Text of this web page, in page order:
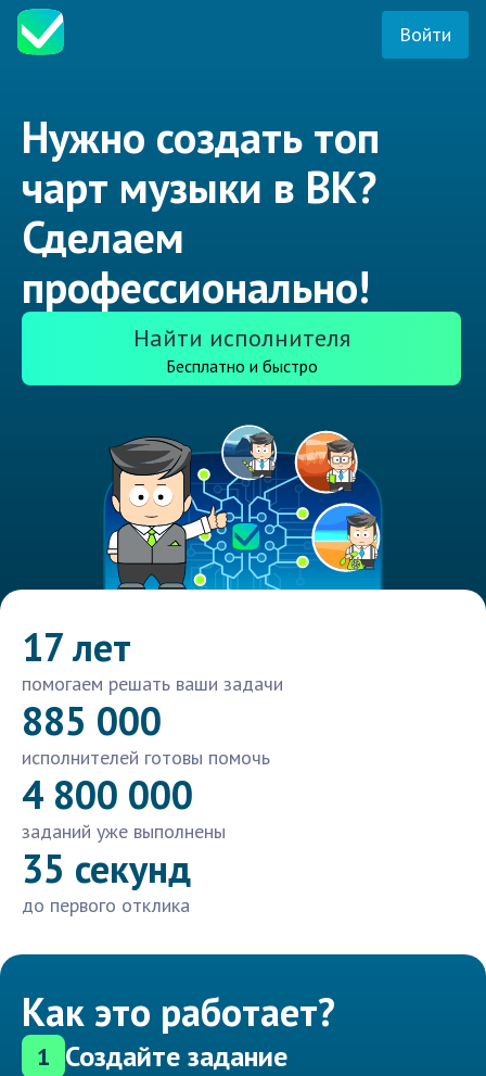
Войти
Нужно создать топ
чарт музыки в ВК?
Сделаем
профессионально!
Найти исполнителя
Бесплатно и быстро
17 лет
помогаем решать ваши задачи
885 000
исполнителей готовы помочь
4 800 000
заданий уже выполнены
35 секунд
до первого отклика
Как это работает?
1 Создайте задание